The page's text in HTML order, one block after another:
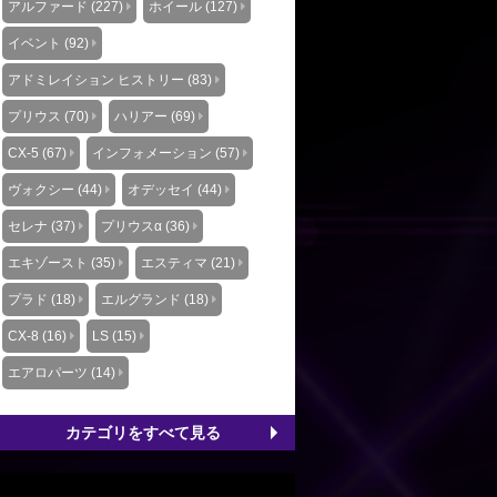
アルファード (227) ホイール (127)
イベント (92)
アドミレイション ヒストリー (83)
プリウス (70) ハリアー (69)
CX-5 (67) インフォメーション (57)
ヴォクシー (44) オデッセイ (44)
セレナ (37) プリウスα (36)
エキゾースト (35) エスティマ (21)
プラド (18) エルグランド (18)
CX-8 (16) LS (15)
エアロパーツ (14)
カテゴリをすべて見る